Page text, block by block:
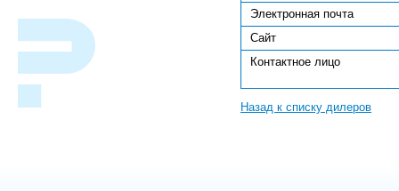
Электронная почта
Сайт
Контактное лицо
Назад к списку дилеров